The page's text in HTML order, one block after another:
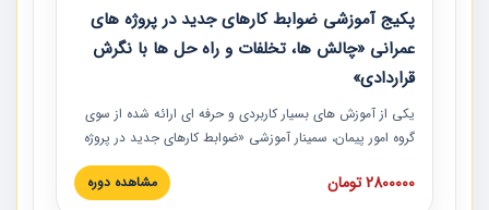
پکیج آموزشی ضوابط کارهای جدید در پروژه های
عمرانی «چالش ها، تخلفات و راه حل ها با نگرش
قراردادی»
یکی از آموزش‏‏‏‏‏‏ های بسیار کاربردی و حرفه‏ ای ارائه شده از سوی
گروه امور پیمان، سمینار آموزشی «ضوابط کارهای جدید در پروژه
های عمرانی» چالش ها، تخلفات و راه حل ها با نگرش قراردادی
است که در محل سندیکای شرکت های ساختمانی کشور ارائه شد.
2800000 تومان مشاهده دوره